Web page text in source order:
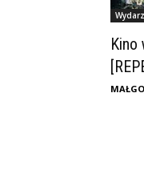
Kino